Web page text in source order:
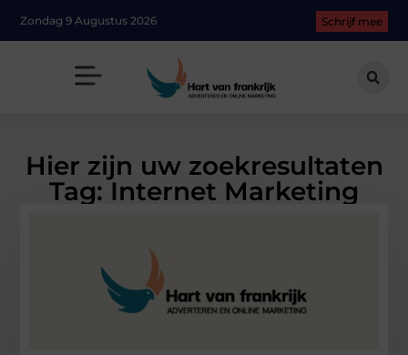
Zondag 9 Augustus 2026 Schrijf mee
Hier zijn uw zoekresultaten
Tag: Internet Marketing